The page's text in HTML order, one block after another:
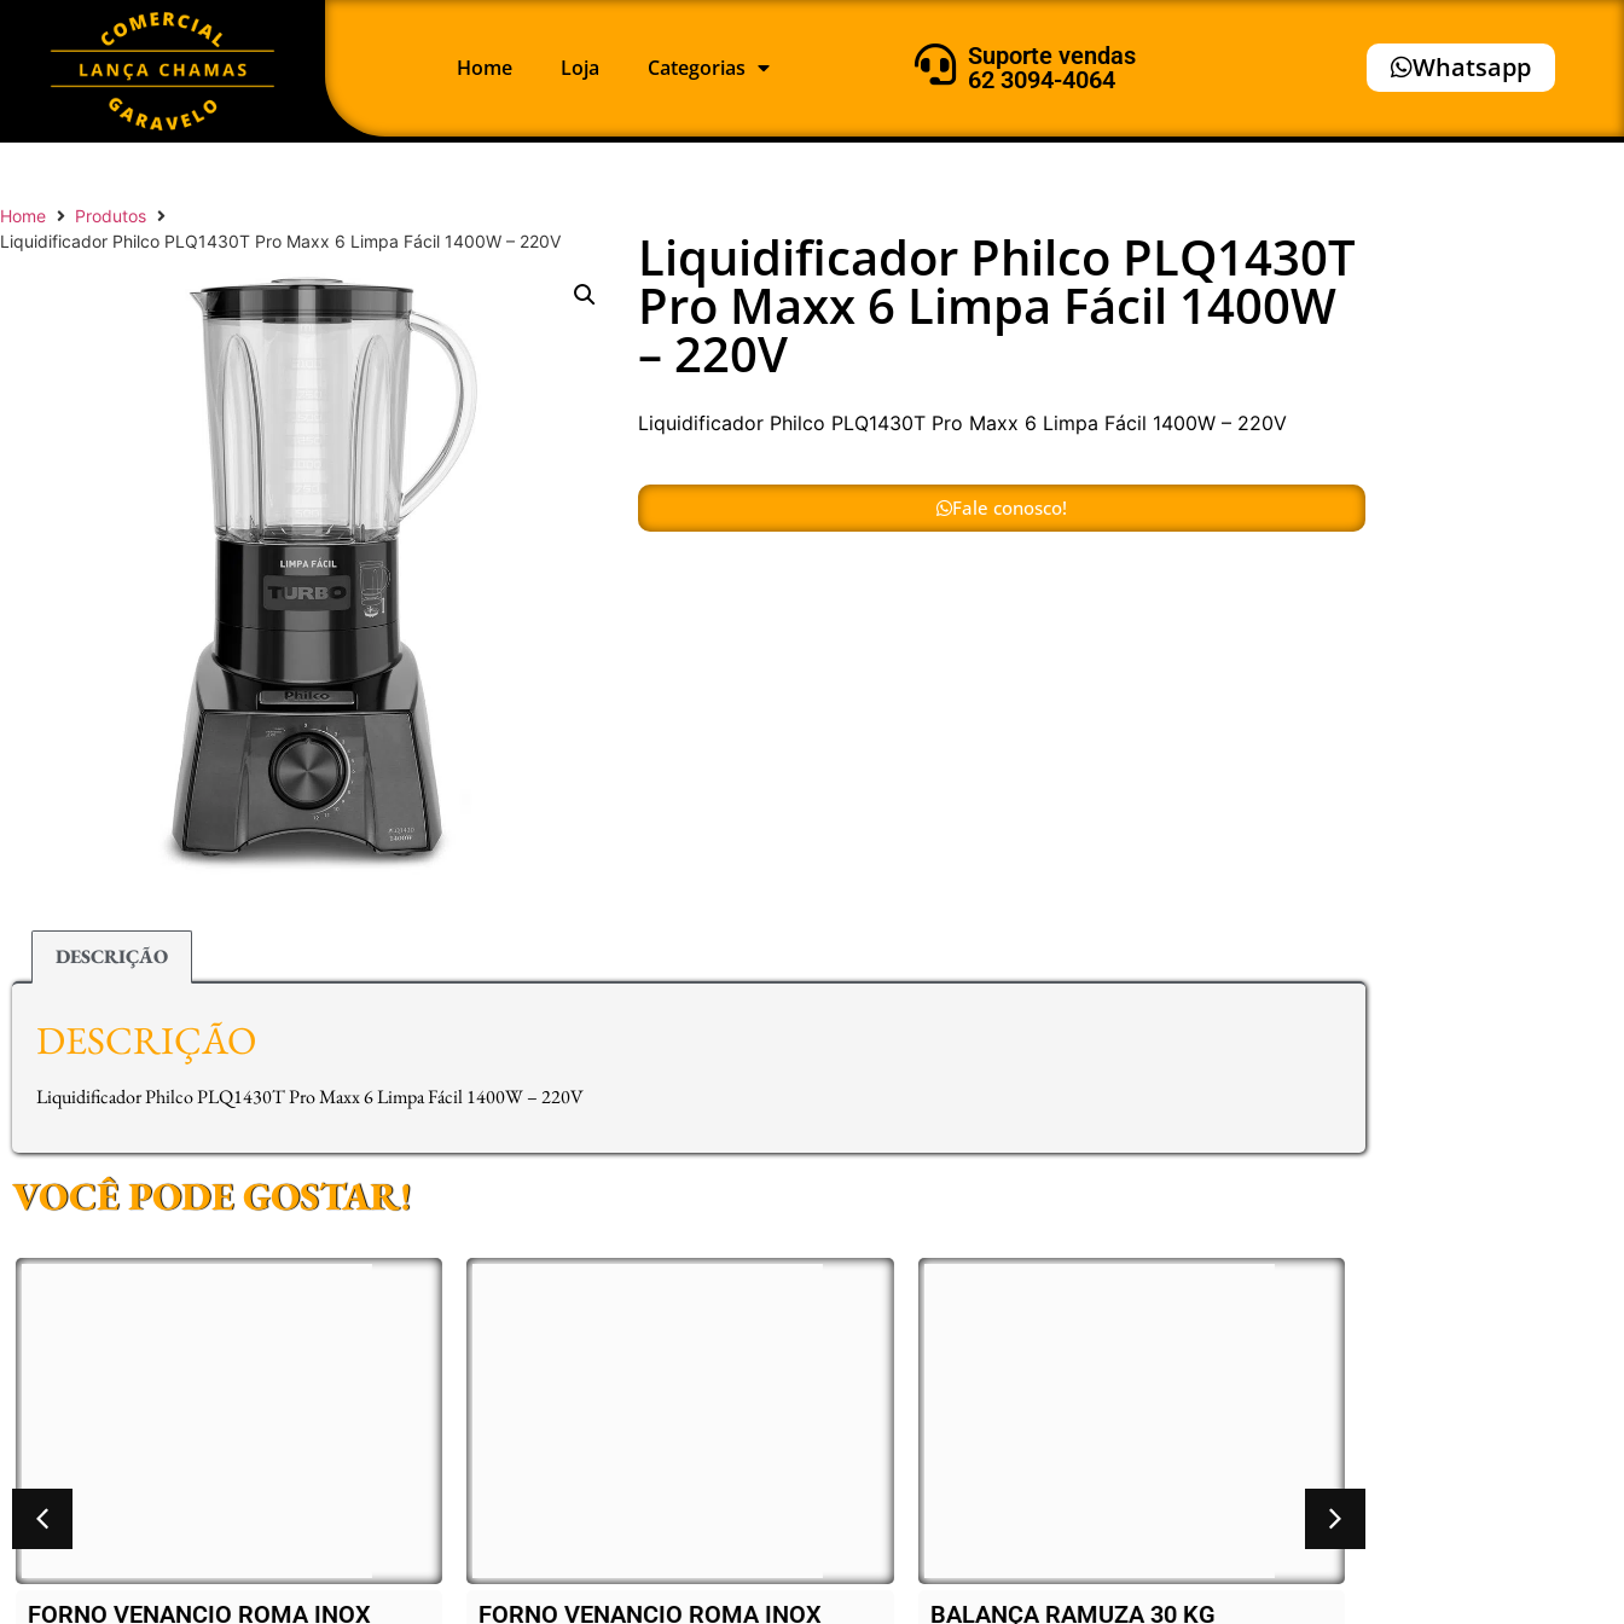
Home Loja Categorias
Suporte vendas
62 3094-4064
Whatsapp
Home
Produtos
Liquidificador Philco PLQ1430T Pro Maxx 6 Limpa Fácil 1400W – 220V
Liquidificador Philco PLQ1430T
Pro Maxx 6 Limpa Fácil 1400W
– 220V
Liquidificador Philco PLQ1430T Pro Maxx 6 Limpa Fácil 1400W – 220V
Fale conosco!
DESCRIÇÃO
DESCRIÇÃO
Liquidificador Philco PLQ1430T Pro Maxx 6 Limpa Fácil 1400W – 220V
VOCÊ PODE GOSTAR!
FORNO VENANCIO ROMA INOX
BALANÇA RAMUZA 30 KG
Cooktop Fischer 4 bocas